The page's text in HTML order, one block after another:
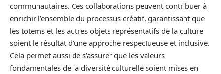
communautaires. Ces collaborations peuvent contribuer à
enrichir l’ensemble du processus créatif, garantissant que
les totems et les autres objets représentatifs de la culture
soient le résultat d’une approche respectueuse et inclusive.
Cela permet aussi de s’assurer que les valeurs
fondamentales de la diversité culturelle soient mises en